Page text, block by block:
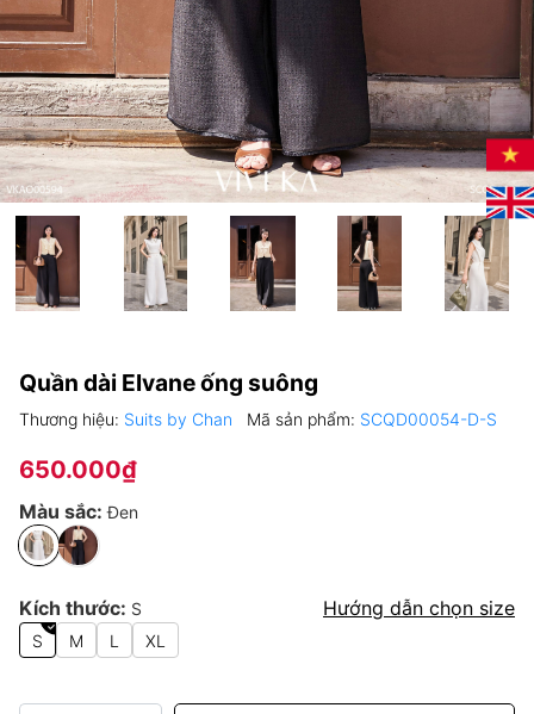
Quần dài Elvane ống suông
Thương hiệu: Suits by Chan Mã sản phẩm: SCQD00054-D-S
650.000₫
Màu sắc:Đen
Kích thước: S Hướng dẫn chọn size
S M L XL